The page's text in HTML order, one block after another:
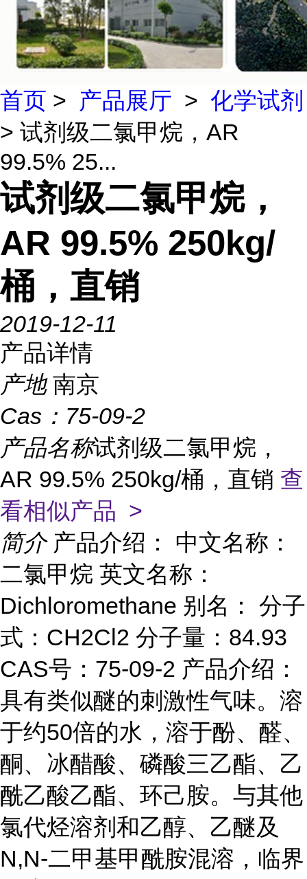
首页 > 产品展厅 > 化学试剂
> 试剂级二氯甲烷，AR
99.5% 25...
试剂级二氯甲烷，
AR 99.5% 250kg/
桶，直销
2019-12-11
产品详情
产地 南京
Cas： 75-09-2
产品名称试剂级二氯甲烷，
AR 99.5% 250kg/桶，直销 查
看相似产品 >
简介 产品介绍： 中文名称：
二氯甲烷 英文名称：
Dichloromethane 别名： 分子
式：CH2Cl2 分子量：84.93
CAS号：75-09-2 产品介绍：
具有类似醚的刺激性气味。溶
于约50倍的水，溶于酚、醛、
酮、冰醋酸、磷酸三乙酯、乙
酰乙酸乙酯、环己胺。与其他
氯代烃溶剂和乙醇、乙醚及
N,N-二甲基甲酰胺混溶，临界